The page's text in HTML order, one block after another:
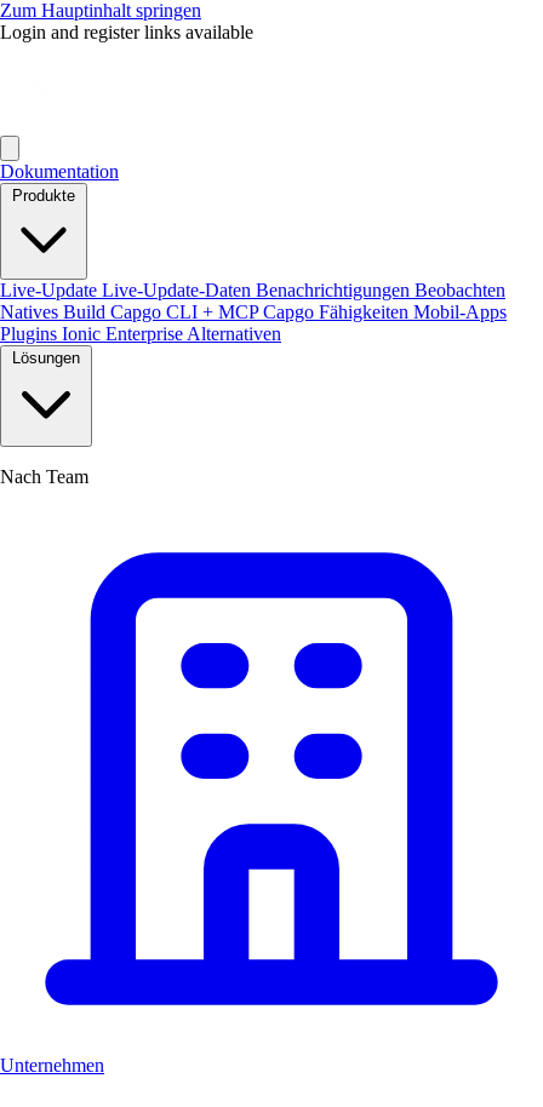
Zum Hauptinhalt springen
Login and register links available
Dokumentation
Produkte
Live-Update Live-Update-Daten Benachrichtigungen Beobachten
Natives Build Capgo CLI + MCPCapgo Fähigkeiten Mobil-Apps
Plugins Ionic Enterprise Alternativen
Lösungen
Nach Team
Unternehmen